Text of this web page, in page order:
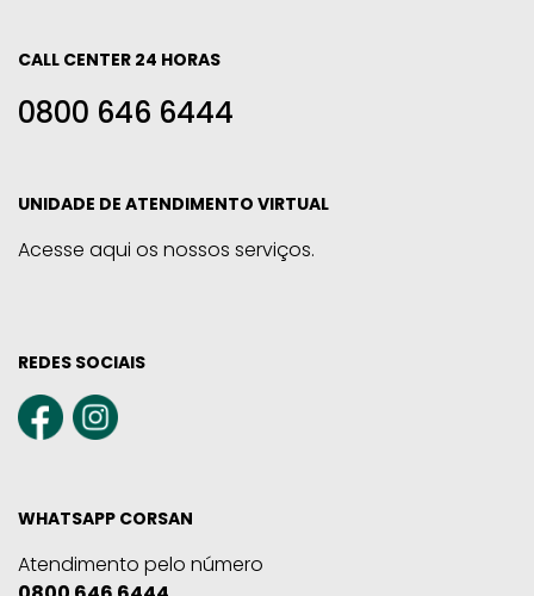
CALL CENTER 24 HORAS
0800 646 6444
UNIDADE DE ATENDIMENTO VIRTUAL
Acesse aqui os nossos serviços.
REDES SOCIAIS
WHATSAPP CORSAN
Atendimento pelo número